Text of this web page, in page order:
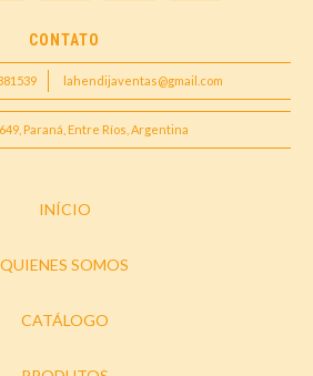
CONTATO
lahendijaventas@gmail.com
Paraná, Entre Ríos, Argentina
INÍCIO
QUIENES SOMOS
CATÁLOGO